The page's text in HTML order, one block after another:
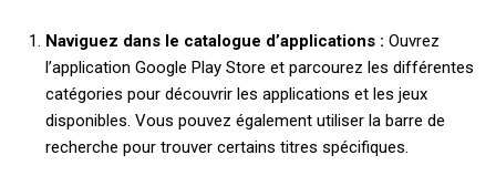
Naviguez dans le catalogue d’applications : Ouvrez
l’application Google Play Store et parcourez les différentes
catégories pour découvrir les applications et les jeux
disponibles. Vous pouvez également utiliser la barre de
recherche pour trouver certains titres spécifiques.